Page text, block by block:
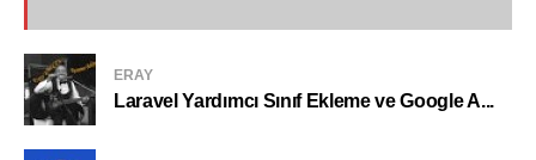
ERAY
Laravel Yardımcı Sınıf Ekleme ve Google A...